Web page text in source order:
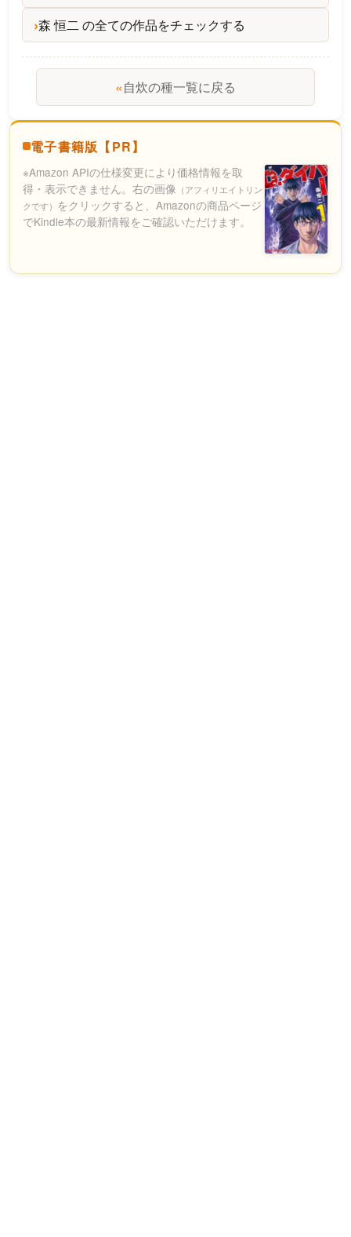
森 恒二 の全ての作品をチェックする
«自炊の種一覧に戻る
電子書籍版【PR】
※Amazon APIの仕様変更により価格情報を取
得・表示できません。右の画像 （アフィリエイトリン
クです） をクリックすると、Amazonの商品ページ
でKindle本の最新情報をご確認いただけます。